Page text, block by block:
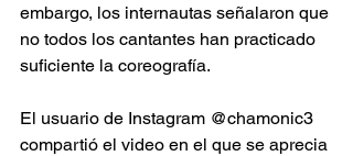
embargo, los internautas señalaron que
no todos los cantantes han practicado
suficiente la coreografía.
El usuario de Instagram @chamonic3
compartió el video en el que se aprecia